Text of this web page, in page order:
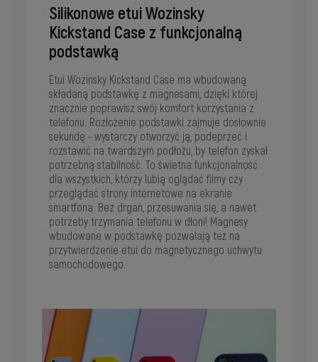
Silikonowe etui Wozinsky
Kickstand Case z funkcjonalną
podstawką
Etui Wozinsky Kickstand Case ma wbudowaną
składaną podstawkę z magnesami, dzięki której
znacznie poprawisz swój komfort korzystania z
telefonu. Rozłożenie podstawki zajmuje dosłownie
sekundę - wystarczy otworzyć ją, podeprzeć i
rozstawić na twardszym podłożu, by telefon zyskał
potrzebną stabilność. To świetna funkcjonalność
dla wszystkich, którzy lubią oglądać filmy czy
przeglądać strony internetowe na ekranie
smartfona. Bez drgań, przesuwania się, a nawet
potrzeby trzymania telefonu w dłoni! Magnesy
wbudowane w podstawkę pozwalają też na
przytwierdzenie etui do magnetycznego uchwytu
samochodowego.